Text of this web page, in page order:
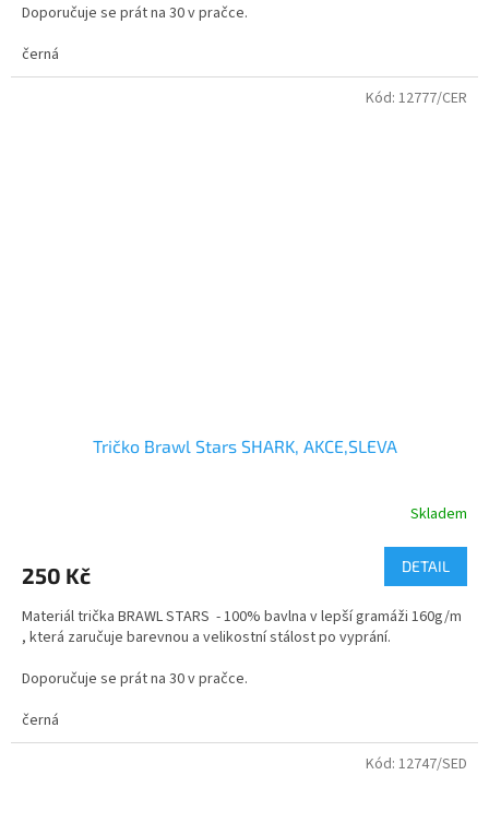
Doporučuje se prát na 30 v pračce.
velikosti - dětské i dospělé
černá
Tričko Brawl Stars SHARK, AKCE,SLEVA
Skladem
250 Kč DETAIL
Materiál trička BRAWL STARS - 100% bavlna v lepší gramáži 160g/m
, která zaručuje barevnou a velikostní stálost po vyprání.
Doporučuje se prát na 30 v pračce.
velikosti - dětské i dospělé
černá
Kód: 12777/CER
Kód: 12747/SED